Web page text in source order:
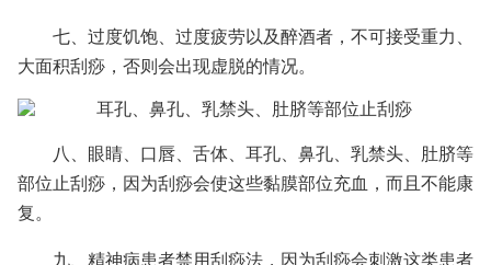
七、过度饥饱、过度疲劳以及醉酒者，不可接受重力、
大面积刮痧，否则会出现虚脱的情况。
八、眼睛、口唇、舌体、耳孔、鼻孔、乳禁头、肚脐等
部位止刮痧，因为刮痧会使这些黏膜部位充血，而且不能康
复。
九、精神病患者禁用刮痧法，因为刮痧会刺激这类患者